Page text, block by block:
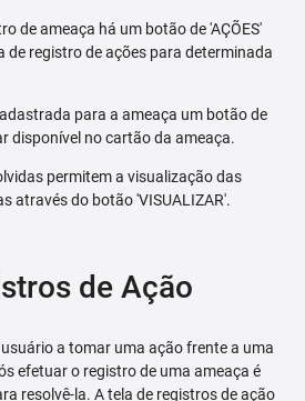
de ameaça há um botão de 'AÇÕES'
de registro de ações para determinada
para a ameaça um botão de
disponível no cartão da ameaça.
permitem a visualização das
através do botão 'VISUALIZAR'.
de Ação
a tomar uma ação frente a uma
efetuar o registro de uma ameaça é
resolvê-la. A tela de registros de ação